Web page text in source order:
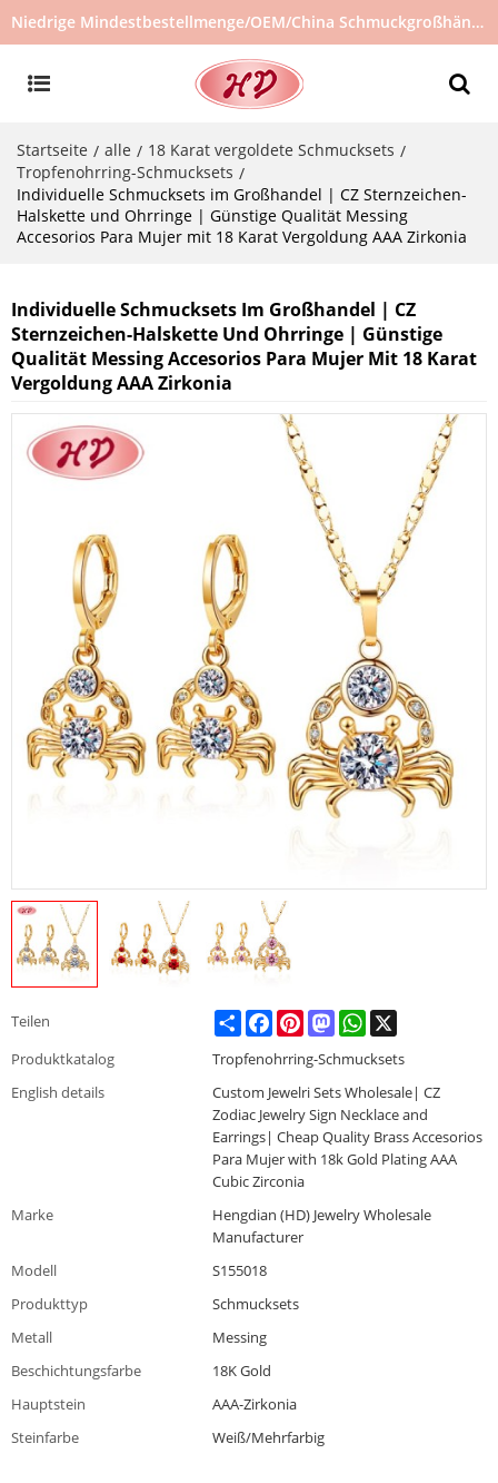
Niedrige Mindestbestellmenge/OEM/China Schmuckgroßhändler/Schmucklieferant/heiß verkaufter Schmuck auf Lager/kein gebrauchter Schmuck
Startseite / alle / 18 Karat vergoldete Schmucksets /
Tropfenohrring-Schmucksets /
Individuelle Schmucksets im Großhandel | CZ Sternzeichen-
Halskette und Ohrringe | Günstige Qualität Messing
Accesorios Para Mujer mit 18 Karat Vergoldung AAA Zirkonia
Individuelle Schmucksets Im Großhandel | CZ
Sternzeichen-Halskette Und Ohrringe | Günstige
Qualität Messing Accesorios Para Mujer Mit 18 Karat
Vergoldung AAA Zirkonia
Teilen ShareFacebookPinterestMastodonWhatsApp
Produktkatalog
Tropfenohrring-Schmucksets
English details
Custom Jewelri Sets Wholesale| CZ
Zodiac Jewelry Sign Necklace and
Earrings| Cheap Quality Brass Accesorios
Para Mujer with 18k Gold Plating AAA
Cubic Zirconia
Marke
Hengdian (HD) Jewelry Wholesale
Manufacturer
Modell
S155018
Produkttyp
Schmucksets
Metall
Messing
Beschichtungsfarbe
18K Gold
Hauptstein
AAA-Zirkonia
Steinfarbe
Weiß/Mehrfarbig